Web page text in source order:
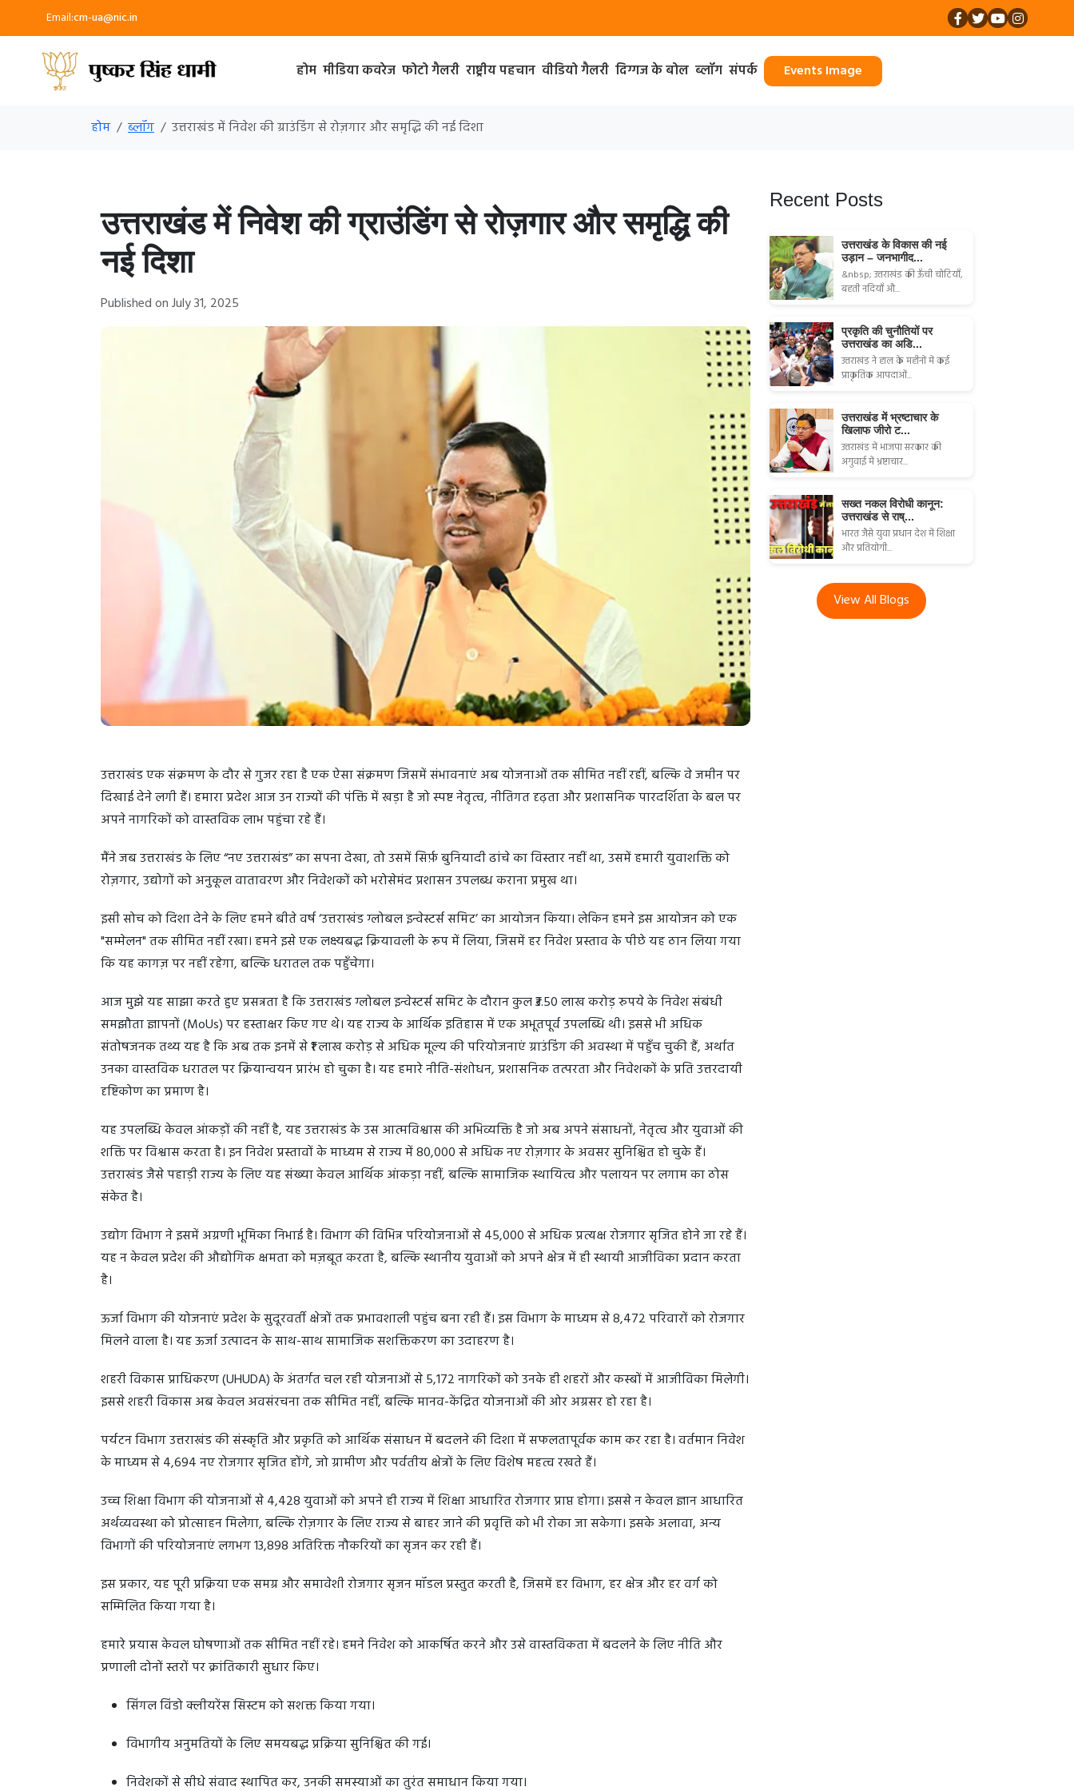
Email:cm-ua@nic.in
होम मीडिया कवरेज फोटो गैलरी राष्ट्रीय पहचान वीडियो गैलरी दिग्गज के बोल ब्लॉग संपर्क Events Image
होम ब्लॉग उत्तराखंड में निवेश की ग्राउंडिंग से रोज़गार और समृद्धि की नई दिशा
उत्तराखंड में निवेश की ग्राउंडिंग से रोज़गार और समृद्धि की
नई दिशा
Published on July 31, 2025
उत्तराखंड एक संक्रमण के दौर से गुजर रहा है एक ऐसा संक्रमण जिसमें संभावनाएं अब योजनाओं तक सीमित नहीं रहीं, बल्कि वे जमीन पर
दिखाई देने लगी हैं। हमारा प्रदेश आज उन राज्यों की पंक्ति में खड़ा है जो स्पष्ट नेतृत्व, नीतिगत दृढ़ता और प्रशासनिक पारदर्शिता के बल पर
अपने नागरिकों को वास्तविक लाभ पहुंचा रहे हैं।
मैंने जब उत्तराखंड के लिए “नए उत्तराखंड” का सपना देखा, तो उसमें सिर्फ़ बुनियादी ढांचे का विस्तार नहीं था, उसमें हमारी युवाशक्ति को
रोज़गार, उद्योगों को अनुकूल वातावरण और निवेशकों को भरोसेमंद प्रशासन उपलब्ध कराना प्रमुख था।
इसी सोच को दिशा देने के लिए हमने बीते वर्ष ‘उत्तराखंड ग्लोबल इन्वेस्टर्स समिट’ का आयोजन किया। लेकिन हमने इस आयोजन को एक
"सम्मेलन" तक सीमित नहीं रखा। हमने इसे एक लक्ष्यबद्ध क्रियावली के रूप में लिया, जिसमें हर निवेश प्रस्ताव के पीछे यह ठान लिया गया
कि यह कागज़ पर नहीं रहेगा, बल्कि धरातल तक पहुँचेगा।
आज मुझे यह साझा करते हुए प्रसन्नता है कि उत्तराखंड ग्लोबल इन्वेस्टर्स समिट के दौरान कुल ₹3.50 लाख करोड़ रुपये के निवेश संबंधी
समझौता ज्ञापनों (MoUs) पर हस्ताक्षर किए गए थे। यह राज्य के आर्थिक इतिहास में एक अभूतपूर्व उपलब्धि थी। इससे भी अधिक
संतोषजनक तथ्य यह है कि अब तक इनमें से ₹1 लाख करोड़ से अधिक मूल्य की परियोजनाएं ग्राउंडिंग की अवस्था में पहुँच चुकी हैं, अर्थात
उनका वास्तविक धरातल पर क्रियान्वयन प्रारंभ हो चुका है। यह हमारे नीति-संशोधन, प्रशासनिक तत्परता और निवेशकों के प्रति उत्तरदायी
दृष्टिकोण का प्रमाण है।
यह उपलब्धि केवल आंकड़ों की नहीं है, यह उत्तराखंड के उस आत्मविश्वास की अभिव्यक्ति है जो अब अपने संसाधनों, नेतृत्व और युवाओं की
शक्ति पर विश्वास करता है। इन निवेश प्रस्तावों के माध्यम से राज्य में 80,000 से अधिक नए रोज़गार के अवसर सुनिश्चित हो चुके हैं।
उत्तराखंड जैसे पहाड़ी राज्य के लिए यह संख्या केवल आर्थिक आंकड़ा नहीं, बल्कि सामाजिक स्थायित्व और पलायन पर लगाम का ठोस
संकेत है।
उद्योग विभाग ने इसमें अग्रणी भूमिका निभाई है। विभाग की विभिन्न परियोजनाओं से 45,000 से अधिक प्रत्यक्ष रोजगार सृजित होने जा रहे हैं।
यह न केवल प्रदेश की औद्योगिक क्षमता को मज़बूत करता है, बल्कि स्थानीय युवाओं को अपने क्षेत्र में ही स्थायी आजीविका प्रदान करता
है।
ऊर्जा विभाग की योजनाएं प्रदेश के सुदूरवर्ती क्षेत्रों तक प्रभावशाली पहुंच बना रही हैं। इस विभाग के माध्यम से 8,472 परिवारों को रोजगार
मिलने वाला है। यह ऊर्जा उत्पादन के साथ-साथ सामाजिक सशक्तिकरण का उदाहरण है।
शहरी विकास प्राधिकरण (UHUDA) के अंतर्गत चल रही योजनाओं से 5,172 नागरिकों को उनके ही शहरों और कस्बों में आजीविका मिलेगी।
इससे शहरी विकास अब केवल अवसंरचना तक सीमित नहीं, बल्कि मानव-केंद्रित योजनाओं की ओर अग्रसर हो रहा है।
पर्यटन विभाग उत्तराखंड की संस्कृति और प्रकृति को आर्थिक संसाधन में बदलने की दिशा में सफलतापूर्वक काम कर रहा है। वर्तमान निवेश
के माध्यम से 4,694 नए रोजगार सृजित होंगे, जो ग्रामीण और पर्वतीय क्षेत्रों के लिए विशेष महत्व रखते हैं।
उच्च शिक्षा विभाग की योजनाओं से 4,428 युवाओं को अपने ही राज्य में शिक्षा आधारित रोजगार प्राप्त होगा। इससे न केवल ज्ञान आधारित
अर्थव्यवस्था को प्रोत्साहन मिलेगा, बल्कि रोज़गार के लिए राज्य से बाहर जाने की प्रवृत्ति को भी रोका जा सकेगा। इसके अलावा, अन्य
विभागों की परियोजनाएं लगभग 13,898 अतिरिक्त नौकरियों का सृजन कर रही हैं।
इस प्रकार, यह पूरी प्रक्रिया एक समग्र और समावेशी रोजगार सृजन मॉडल प्रस्तुत करती है, जिसमें हर विभाग, हर क्षेत्र और हर वर्ग को
सम्मिलित किया गया है।
हमारे प्रयास केवल घोषणाओं तक सीमित नहीं रहे। हमने निवेश को आकर्षित करने और उसे वास्तविकता में बदलने के लिए नीति और
प्रणाली दोनों स्तरों पर क्रांतिकारी सुधार किए।
सिंगल विंडो क्लीयरेंस सिस्टम को सशक्त किया गया।
विभागीय अनुमतियों के लिए समयबद्ध प्रक्रिया सुनिश्चित की गई।
निवेशकों से सीधे संवाद स्थापित कर, उनकी समस्याओं का तुरंत समाधान किया गया।
Recent Posts
उत्तराखंड के विकास की नई
उड़ान – जनभागीद...
&nbsp; उत्तराखंड की ऊँची चोटियाँ,
बहती नदियाँ औ...
प्रकृति की चुनौतियों पर
उत्तराखंड का अडि...
उत्तराखंड ने हाल के महीनों में कई
प्राकृतिक आपदाओं...
उत्तराखंड में भ्रष्टाचार के
खिलाफ जीरो ट...
उत्तराखंड में भाजपा सरकार की
अगुवाई में भ्रष्टाचार...
सख्त नकल विरोधी कानून:
उत्तराखंड से राष्...
भारत जैसे युवा प्रधान देश में शिक्षा
और प्रतियोगी...
View All Blogs